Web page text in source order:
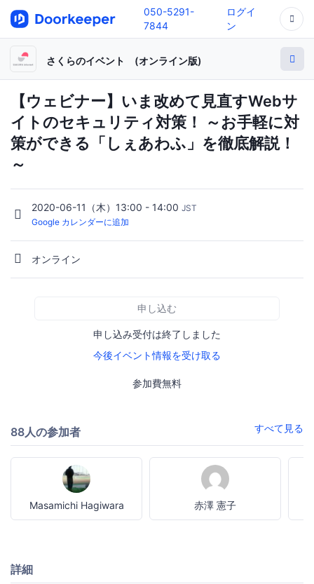
050-5291-
7844
ログイ
ン
さくらのイベント (オンライン版)
【ウェビナー】いま改めて見直すWebサ
イトのセキュリティ対策！ ～お手軽に対
策ができる「しぇあわふ」を徹底解説！
～
2020-06-11（木）13:00 - 14:00 JST
Google カレンダーに追加
オンライン
申し込む
申し込み受付は終了しました
今後イベント情報を受け取る
参加費無料
88人の参加者 すべて見る
Masamichi Hagiwara 赤澤 憲子
詳細